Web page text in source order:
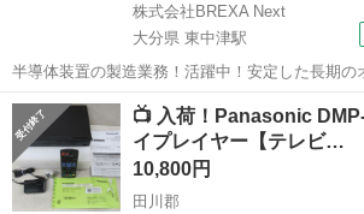
株式会社BREXA Next
大分県 東中津駅
半導体装置の製造業務！活躍中！安定した長期の
★赴任旅費会社負担◎20代～40代の男性活躍中★
給1,500円！《大分県中津市》 人気の工場のお仕事 ◇半導体装置内部
のシート製造◇ ＊クリー...
大分 中津市 東中津駅
📺 入荷！Panasonic
イプレイヤー【テレビ…
10,800円
田川郡